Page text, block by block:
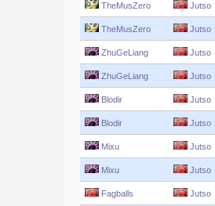
TheMusZero Jutso
TheMusZero Jutso
ZhuGeLiang Jutso
ZhuGeLiang Jutso
Blodir Jutso
Blodir Jutso
Mixu Jutso
Mixu Jutso
Fagballs Jutso